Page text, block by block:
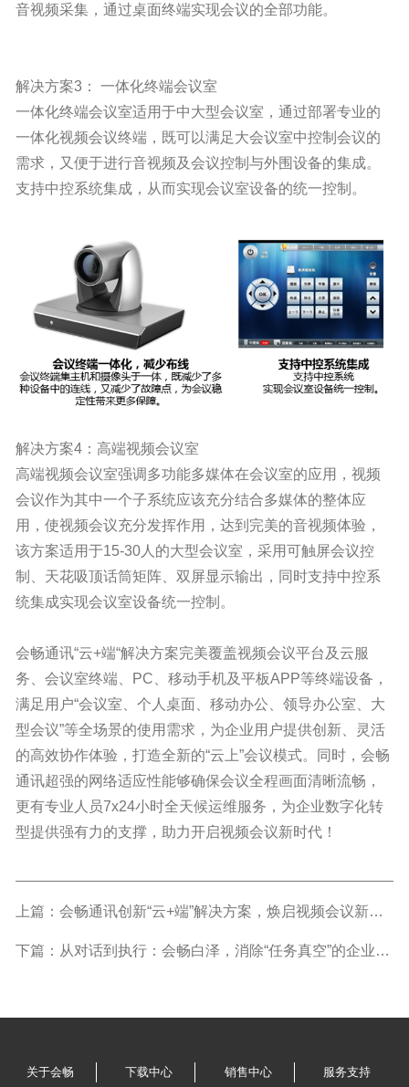
音视频采集，通过桌面终端实现会议的全部功能。
解决方案3： 一体化终端会议室
一体化终端会议室适用于中大型会议室，通过部署专业的
一体化视频会议终端，既可以满足大会议室中控制会议的
需求，又便于进行音视频及会议控制与外围设备的集成。
支持中控系统集成，从而实现会议室设备的统一控制。
解决方案4：高端视频会议室
高端视频会议室强调多功能多媒体在会议室的应用，视频
会议作为其中一个子系统应该充分结合多媒体的整体应
用，使视频会议充分发挥作用，达到完美的音视频体验，
该方案适用于15-30人的大型会议室，采用可触屏会议控
制、天花吸顶话筒矩阵、双屏显示输出，同时支持中控系
统集成实现会议室设备统一控制。
会畅通讯“云+端“解决方案完美覆盖视频会议平台及云服
务、会议室终端、PC、移动手机及平板APP等终端设备，
满足用户“会议室、个人桌面、移动办公、领导办公室、大
型会议”等全场景的使用需求，为企业用户提供创新、灵活
的高效协作体验，打造全新的“云上”会议模式。同时，会畅
通讯超强的网络适应性能够确保会议全程画面清晰流畅，
更有专业人员7x24小时全天候运维服务，为企业数字化转
型提供强有力的支撑，助力开启视频会议新时代！
上篇：会畅通讯创新“云+端”解决方案，焕启视频会议新时代
下篇：从对话到执行：会畅白泽，消除“任务真空”的企业智能体
关于会畅 下载中心 销售中心 服务支持